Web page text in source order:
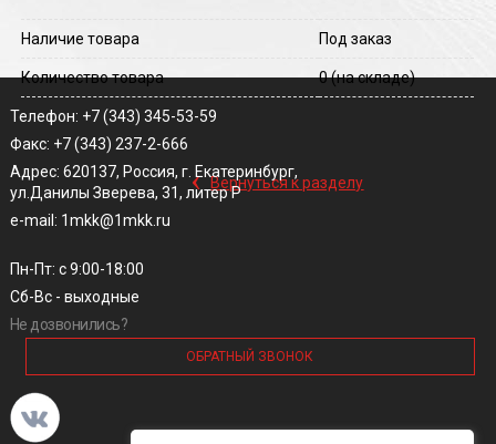
Наличие товара Под заказ
Количество товара 0(на складе)
‹ Вернуться к разделу
Телефон: +7 (343) 345-53-59
Факс: +7 (343) 237-2-666
Адрес: 620137, Россия, г. Екатеринбург,
ул.Данилы Зверева, 31, литер Р
e-mail: 1mkk@1mkk.ru
Пн-Пт: с 9:00-18:00
Сб-Вс - выходные
Не дозвонились?
ОБРАТНЫЙ ЗВОНОК